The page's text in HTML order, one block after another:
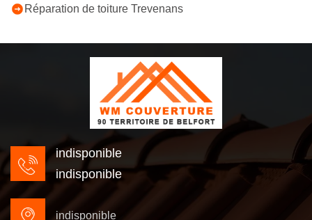
Réparation de toiture Trevenans
indisponible
indisponible
indisponible